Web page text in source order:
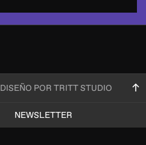
DISEÑO POR TRITT STUDIO
NEWSLETTER